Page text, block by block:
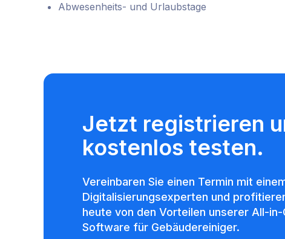
Abwesenheits- und Urlaubstage
Jetzt registrieren
kostenlos testen.
Vereinbaren Sie einen Termin mit
Digitalisierungsexperten und
heute von den Vorteilen unserer All-in-
Software für Gebäudereiniger.